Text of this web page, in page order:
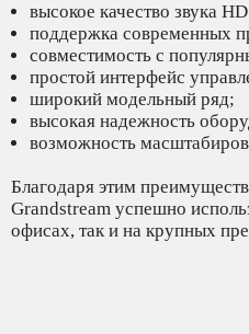
высокое качество звука
поддержка современных
совместимость с
простой интерфейс
широкий модельный ряд;
высокая надежность
возможность
Благодаря этим
Grandstream успешно
офисах, так и на крупных